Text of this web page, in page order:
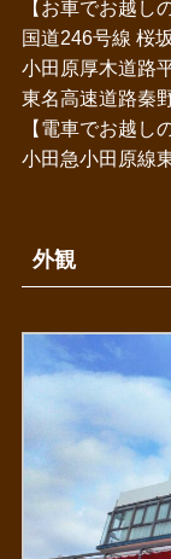
【お車でお越し
国道246号線 桜
小田原厚木道路
東名高速道路秦
【電車でお越し
小田急小田原線
外観